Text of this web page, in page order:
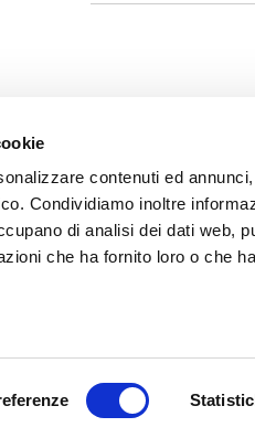
contenuti ed
Condividiamo inoltre
di analisi dei dati web,
che ha fornito loro o che
3693711 - via Monte Gleno, 2 - I